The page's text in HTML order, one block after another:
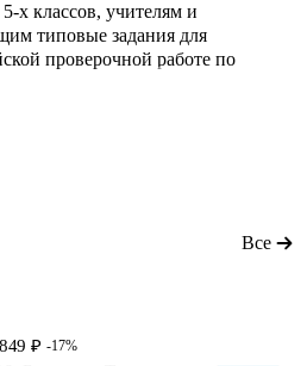
х классов, учителям и
типовые задания для
проверочной работе по
Все
₽ -17%